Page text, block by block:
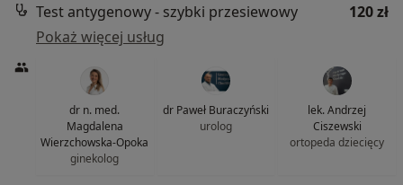
Test antygenowy - szybki przesiewowy
120 zł
Pokaż więcej usług
dr n. med.
Magdalena
Wierzchowska-Opoka
ginekolog
dr Paweł Buraczyński
urolog
lek. Andrzej
Ciszewski
ortopeda dziecięcy